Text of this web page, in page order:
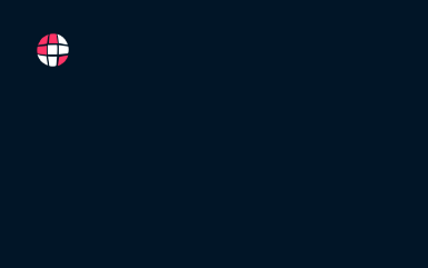
RemoteFR